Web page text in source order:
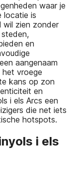
waar je
locatie is
wil zien zonder
en
aangenaam
het vroege
kans op zon
en
i els Arcs een
die net iets
hotspots.
i els